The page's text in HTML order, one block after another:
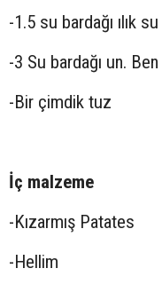
-1.5 su bardağı ılık su
-3 Su bardağı un.
-Bir çimdik tuz
İç malzeme
-Kızarmış Patates
-Hellim